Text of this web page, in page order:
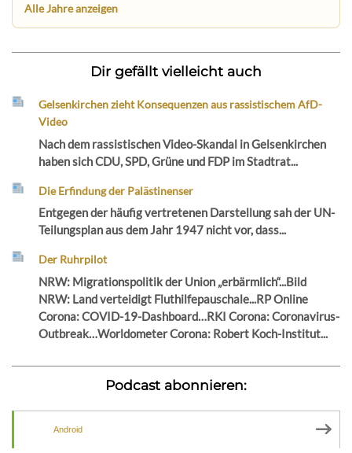
Alle Jahre anzeigen
Dir gefällt vielleicht auch
Gelsenkirchen zieht Konsequenzen aus rassistischem AfD-
Video
Nach dem rassistischen Video-Skandal in Gelsenkirchen
haben sich CDU, SPD, Grüne und FDP im Stadtrat...
Die Erfindung der Palästinenser
Entgegen der häufig vertretenen Darstellung sah der UN-
Teilungsplan aus dem Jahr 1947 nicht vor, dass...
Der Ruhrpilot
NRW: Migrationspolitik der Union „erbärmlich“...Bild
NRW: Land verteidigt Fluthilfepauschale...RP Online
Corona: COVID-19-Dashboard…RKI Corona: Coronavirus-
Outbreak…Worldometer Corona: Robert Koch-Institut...
Podcast abonnieren:
Android